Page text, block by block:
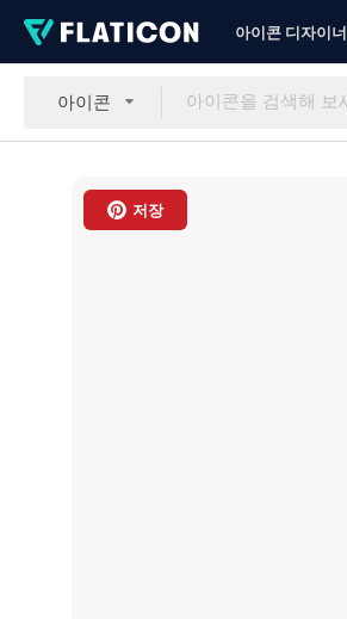
아이콘 디자이너
아이콘
저장